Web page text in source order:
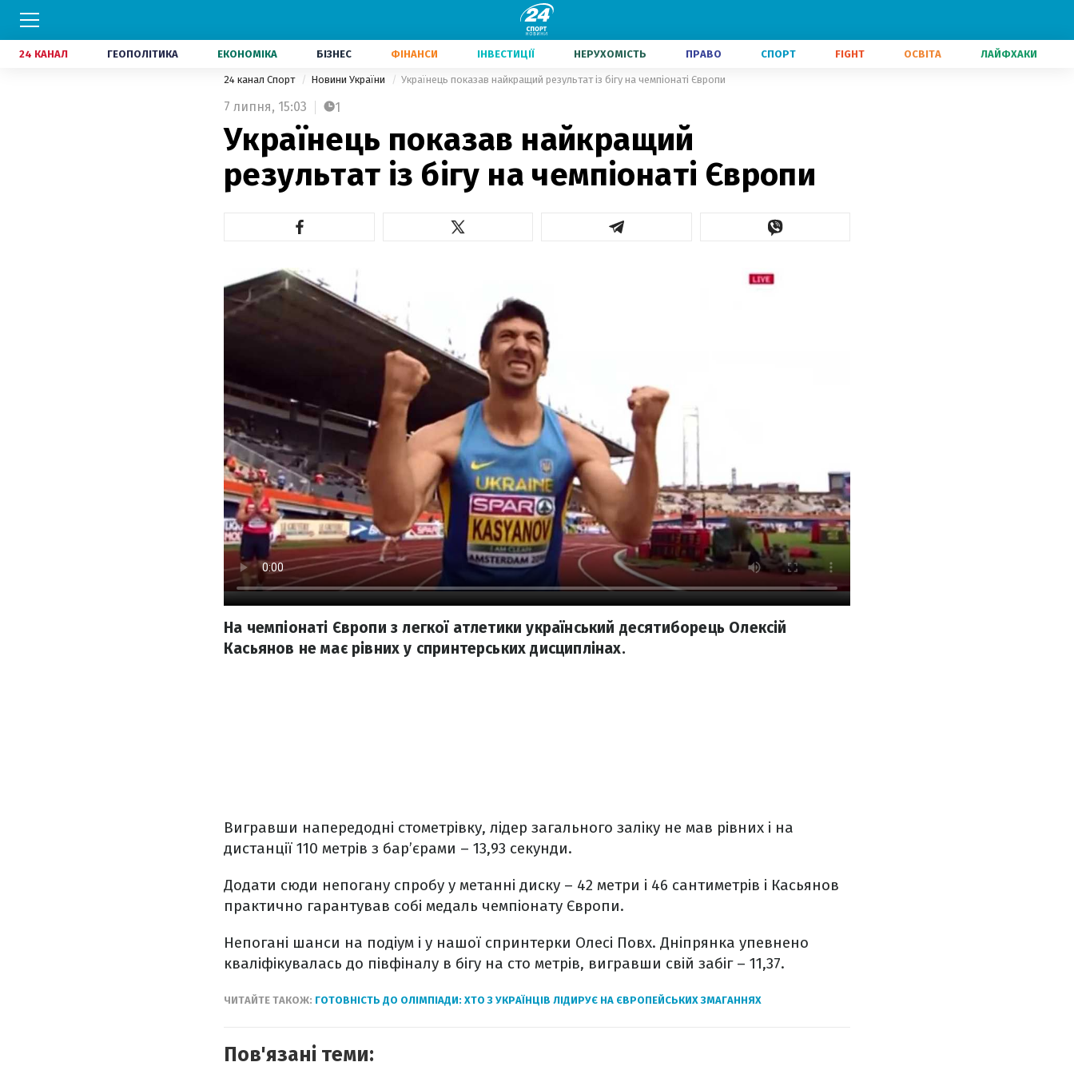
24 КАНАЛ ГЕОПОЛІТИКА ЕКОНОМІКА БІЗНЕС ФІНАНСИ ІНВЕСТИЦІЇ НЕРУХОМІСТЬ ПРАВО СПОРТ FIGHT ОСВІТА ЛАЙФХАКИ
24 канал Спорт Новини України Українець показав найкращий результат із бігу на чемпіонаті Європи
7 липня, 15:03 1
Українець показав найкращий
результат із бігу на чемпіонаті Європи
На чемпіонаті Європи з легкої атлетики український десятиборець Олексій
Касьянов не має рівних у спринтерських дисциплінах.
Вигравши напередодні стометрівку, лідер загального заліку не мав рівних і на
дистанції 110 метрів з бар’єрами – 13,93 секунди.
Додати сюди непогану спробу у метанні диску – 42 метри і 46 сантиметрів і Касьянов
практично гарантував собі медаль чемпіонату Європи.
Непогані шанси на подіум і у нашої спринтерки Олесі Повх. Дніпрянка упевнено
кваліфікувалась до півфіналу в бігу на сто метрів, вигравши свій забіг – 11,37.
ЧИТАЙТЕ ТАКОЖ: ГОТОВНІСТЬ ДО ОЛІМПІАДИ: ХТО З УКРАЇНЦІВ ЛІДИРУЄ НА ЄВРОПЕЙСЬКИХ ЗМАГАННЯХ
Пов'язані теми: